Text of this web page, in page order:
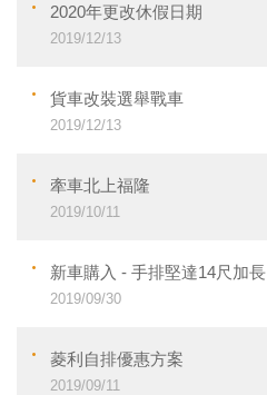
2020年更改休假日期
2019/12/13
貨車改裝選舉戰車
2019/12/13
牽車北上福隆
2019/10/11
新車購入 - 手排堅達14尺加長
2019/09/30
菱利自排優惠方案
2019/09/11